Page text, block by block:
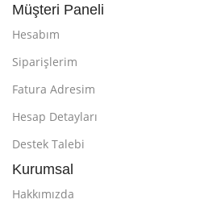
Müşteri Paneli
Hesabım
Siparişlerim
Fatura Adresim
Hesap Detayları
Destek Talebi
Kurumsal
Hakkımızda